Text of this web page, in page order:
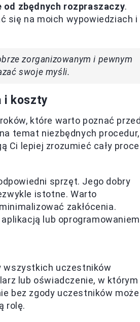
od zbędnych rozpraszaczy.
się na moich wypowiedziach i
zorganizowanym i pewnym
swoje myśli.
i koszty
które warto poznać
temat niezbędnych procedur,
Ci lepiej zrozumieć cały
sprzęt. Jego dobry
istotne. Warto
zakłócenia.
lub
wszystkich uczestników
lub oświadczenie, w którym
bez zgody uczestników może
rolę.